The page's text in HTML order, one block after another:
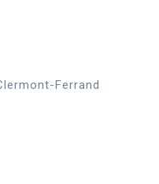
Ferrand